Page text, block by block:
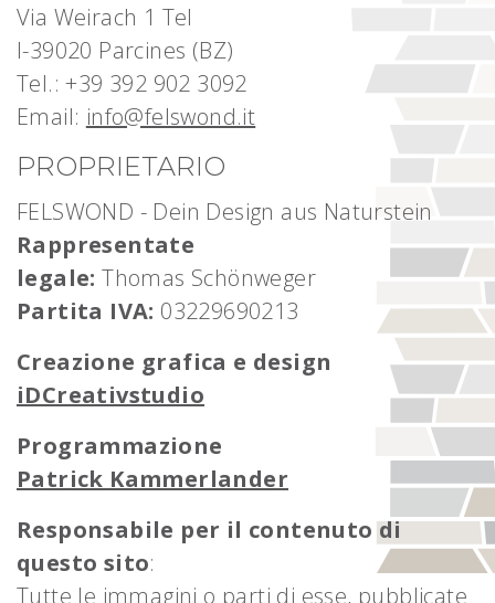
Via Weirach 1 Tel
I-39020 Parcines (BZ)
Tel.: +39 392 902 3092
Email: info@felswond.it
PROPRIETARIO
FELSWOND - Dein Design aus Naturstein
Rappresentate
legale: Thomas Schönweger
Partita IVA: 03229690213
Creazione grafica e design
iDCreativstudio
Programmazione
Patrick Kammerlander
Responsabile per il contenuto di
questo sito:
Tutte le immagini o parti di esse, pubblicate